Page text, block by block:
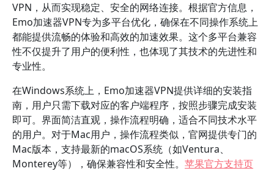
VPN，从而实现稳定、安全的网络连接。根据官方信息，
Emo加速器VPN专为多平台优化，确保在不同操作系统上
都能提供流畅的体验和高效的加速效果。这个多平台兼容
性不仅提升了用户的便利性，也体现了其技术的先进性和
专业性。
在Windows系统上，Emo加速器VPN提供详细的安装指
南，用户只需下载对应的客户端程序，按照步骤完成安装
即可。界面简洁直观，操作流程明确，适合不同技术水平
的用户。对于Mac用户，操作流程类似，官网提供专门的
Mac版本，支持最新的macOS系统（如Ventura、
Monterey等），确保兼容性和安全性。 苹果官方支持页